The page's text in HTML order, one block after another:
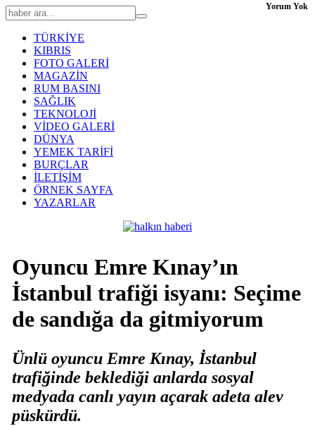
TÜRKİYE
KIBRIS
FOTO GALERİ
MAGAZİN
RUM BASINI
SAĞLIK
TEKNOLOJİ
VİDEO GALERİ
DÜNYA
YEMEK TARİFİ
BURÇLAR
İLETİŞİM
ÖRNEK SAYFA
YAZARLAR
Oyuncu Emre Kınay’ın
İstanbul trafiği isyanı: Seçime
de sandığa da gitmiyorum
Ünlü oyuncu Emre Kınay, İstanbul
trafiğinde beklediği anlarda sosyal
medyada canlı yayın açarak adeta alev
püskürdü.
Yorum Yok